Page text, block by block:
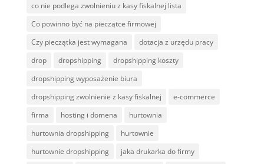
co nie podlega zwolnieniu z kasy fiskalnej lista
Co powinno być na pieczątce firmowej
Czy pieczątka jest wymagana
dotacja z urzędu pracy
drop
dropshipping
dropshipping koszty
dropshipping wyposażenie biura
dropshipping zwolnienie z kasy fiskalnej
e-commerce
firma
hosting i domena
hurtownia
hurtownia dropshipping
hurtownie
hurtownie dropshipping
jaka drukarka do firmy